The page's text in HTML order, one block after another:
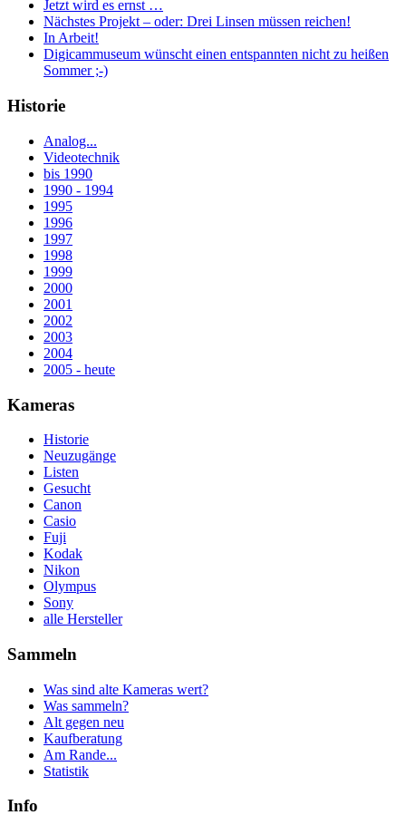
Jetzt wird es ernst …
Nächstes Projekt – oder: Drei Linsen müssen reichen!
In Arbeit!
Digicammuseum wünscht einen entspannten nicht zu heißen
Sommer ;-)
Historie
Analog...
Videotechnik
bis 1990
1990 - 1994
1995
1996
1997
1998
1999
2000
2001
2002
2003
2004
2005 - heute
Kameras
Historie
Neuzugänge
Listen
Gesucht
Canon
Casio
Fuji
Kodak
Nikon
Olympus
Sony
alle Hersteller
Sammeln
Was sind alte Kameras wert?
Was sammeln?
Alt gegen neu
Kaufberatung
Am Rande...
Statistik
Info